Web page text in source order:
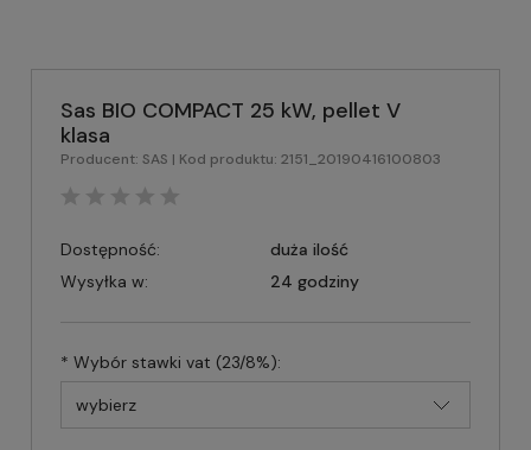
Sas BIO COMPACT 25 kW, pellet V
klasa
Producent: SAS | Kod produktu: 2151_20190416100803
Dostępność:
duża ilość
Wysyłka w:
24 godziny
* Wybór stawki vat (23/8%):